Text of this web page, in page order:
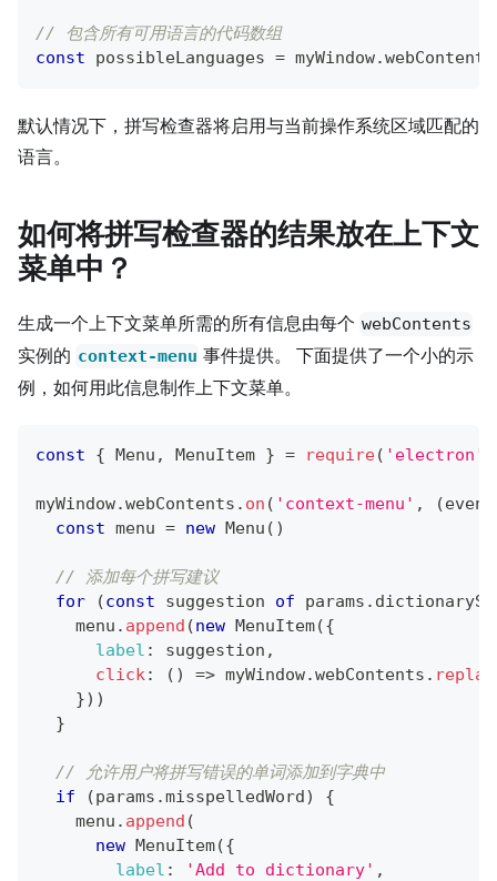
// 包含所有可用语言的代码数组
const possibleLanguages = myWindow.webContents
默认情况下，拼写检查器将启用与当前操作系统区域匹配的
语言。
如何将拼写检查器的结果放在上下文
菜单中？
生成一个上下文菜单所需的所有信息由每个 webContents
实例的 context-menu 事件提供。 下面提供了一个小的示
例，如何用此信息制作上下文菜单。
const { Menu , MenuItem } = require( 'electron'
myWindow.webContents . on ( 'context-menu' , (event
const menu = new Menu ( )
// 添加每个拼写建议
for
(const suggestion of params .
    menu
. append (new MenuItem({
label : suggestion ,
click: ( ) => myWindow.webContents .
}) )
}
// 允许用户将拼写错误的单词添加到字典中
if
(params .misspelledWord)
{
    menu
. append (
new MenuItem({
label : 'Add to dictionary' ,